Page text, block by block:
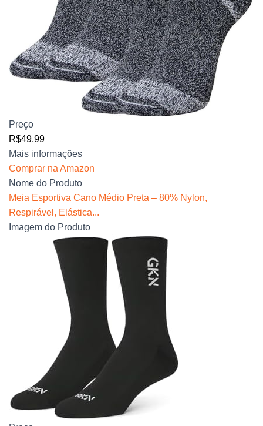
Preço
R$49,99
Mais informações
Comprar na Amazon
Nome do Produto
Meia Esportiva Cano Médio Preta – 80% Nylon,
Respirável, Elástica...
Imagem do Produto